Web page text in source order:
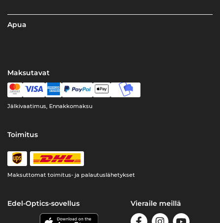
Apua
Maksutavat
Jälkivaatimus, Ennakkomaksu
Toimitus
Maksuttomat toimitus- ja palautuslähetykset
Edel-Optics-sovellus Vieraile meillä